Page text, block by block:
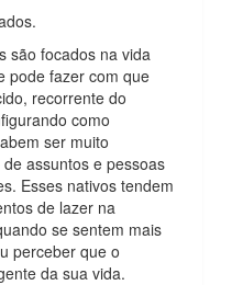
são focados na vida
pode fazer com que
recorrente do
como
ser muito
assuntos e pessoas
Esses nativos tendem
de lazer na
se sentem mais
perceber que o
da sua vida.